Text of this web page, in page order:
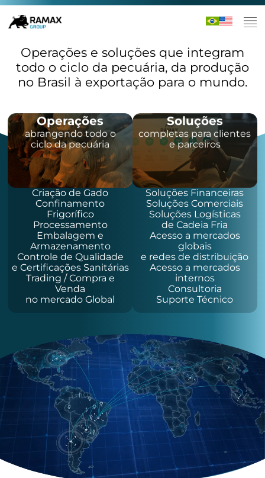
Operações e soluções que integram
todo o ciclo da pecuária, da produção
no Brasil à exportação para o mundo.
Operações
abrangendo todo o
ciclo da pecuária
Criação de Gado
Confinamento
Frigorífico
Processamento
Embalagem e
Armazenamento
Controle de Qualidade
e Certificações Sanitárias
Trading / Compra e
Venda
no mercado Global
Soluções
completas para clientes
e parceiros
Soluções Financeiras
Soluções Comerciais
Soluções Logísticas
de Cadeia Fria
Acesso a mercados
globais
e redes de distribuição
Acesso a mercados
internos
Consultoria
Suporte Técnico